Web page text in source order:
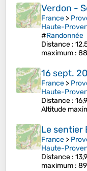
Verdon -
France >
Haute-
#Randonnée
Distance :
maximum :
16 sept.
France >
Haute-
Distance :
Altitude
Le sentier
France >
Haute-
Distance :
maximum :